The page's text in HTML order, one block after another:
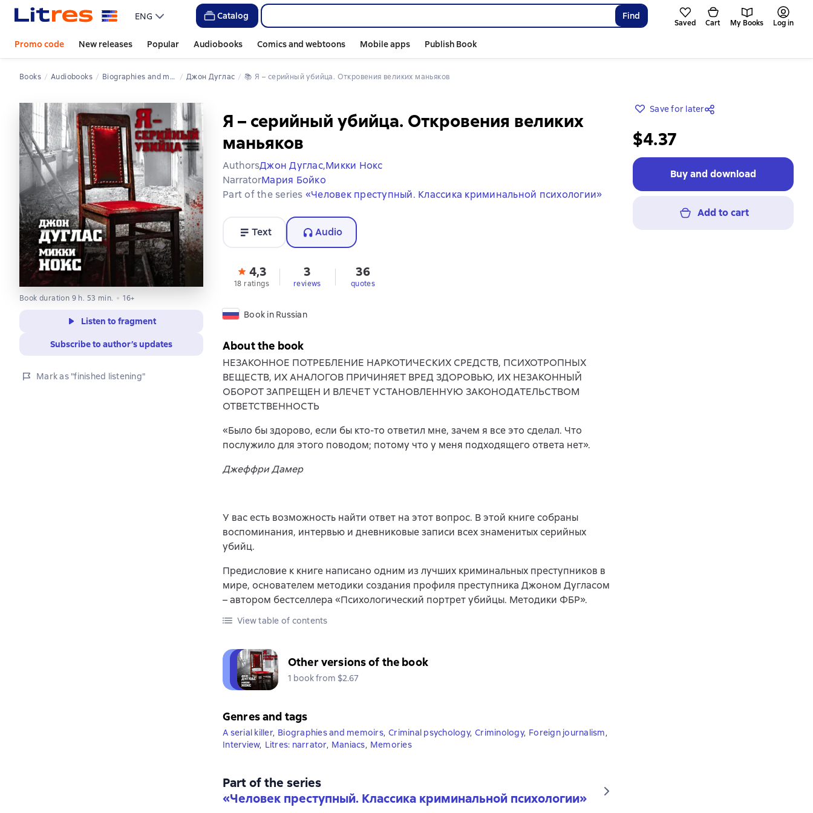
ENG Catalog Find
Saved Cart My Books Log in
Promo code New releases Popular Audiobooks Comics and webtoons Mobile apps Publish Book
Books Audiobooks Biographies and memoirs Джон Дуглас 📚 Я – серийный убийца. Откровения великих маньяков
Book duration 9 h. 53 min. 16+
Listen to fragment
Subscribe to author’s updates
Mark as "finished listening"
Я – серийный убийца. Откровения великих
маньяков
AuthorsДжон Дуглас,Микки Нокс
NarratorМария Бойко
Part of the series «Человек преступный. Классика криминальной психологии»
Text Audio
4,3
18 ratings
3
reviews
36
quotes
Book in Russian
Save for later
$4.37
Buy and download
Add to cart
About the book
НЕЗАКОННОЕ ПОТРЕБЛЕНИЕ НАРКОТИЧЕСКИХ СРЕДСТВ, ПСИХОТРОПНЫХ
ВЕЩЕСТВ, ИХ АНАЛОГОВ ПРИЧИНЯЕТ ВРЕД ЗДОРОВЬЮ, ИХ НЕЗАКОННЫЙ
ОБОРОТ ЗАПРЕЩЕН И ВЛЕЧЕТ УСТАНОВЛЕННУЮ ЗАКОНОДАТЕЛЬСТВОМ
ОТВЕТСТВЕННОСТЬ
«Было бы здорово, если бы кто-то ответил мне, зачем я все это сделал. Что
послужило для этого поводом; потому что у меня подходящего ответа нет».
Джеффри Дамер
У вас есть возможность найти ответ на этот вопрос. В этой книге собраны
воспоминания, интервью и дневниковые записи всех знаменитых серийных
убийц.
Предисловие к книге написано одним из лучших криминальных преступников в
мире, основателем методики создания профиля преступника Джоном Дугласом
– автором бестселлера «Психологический портрет убийцы. Методики ФБР».
View table of contents
Other versions of the book
1 book from $2.67
Genres and tags
A serial killer, Biographies and memoirs, Criminal psychology, Criminology, Foreign journalism,
Interview, Litres: narrator, Maniacs, Memories
Part of the series
«Человек преступный. Классика криминальной психологии»